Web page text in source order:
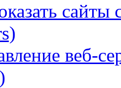
веб-